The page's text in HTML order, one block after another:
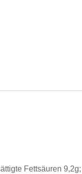
Fettsäuren